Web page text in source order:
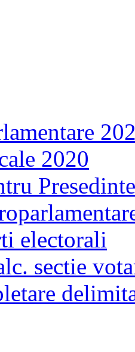
2020
electorali
sectie